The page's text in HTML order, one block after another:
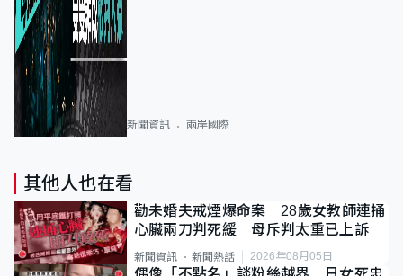
新聞資訊 兩岸國際
其他人也在看
勸未婚夫戒煙爆命案 28歲女教師連捅
心臟兩刀判死緩 母斥判太重已上訴
新聞資訊 新聞熱話 2026年08月05日